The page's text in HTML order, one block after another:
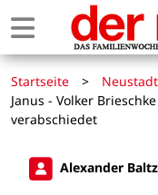
Startseite > Neustadt
Janus - Volker
verabschiedet
Alexander Baltz